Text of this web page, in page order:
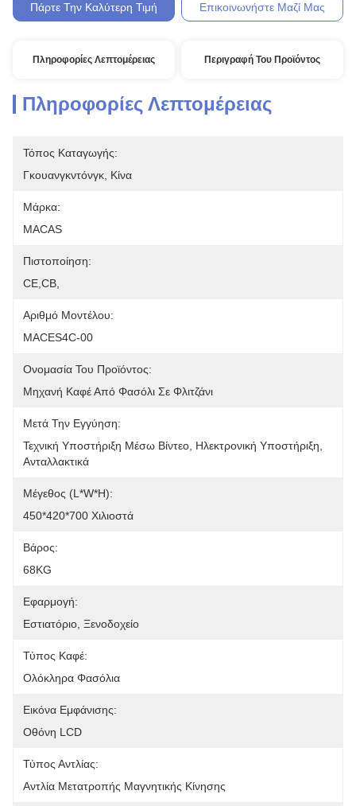
Πάρτε Την Καλύτερη Τιμή
Επικοινωνήστε Μαζί Μας
Πληροφορίες Λεπτομέρειας Περιγραφή Του Προϊόντος
Πληροφορίες Λεπτομέρειας
Τόπος Καταγωγής:
Γκουανγκντόνγκ, Κίνα
Μάρκα:
MACAS
Πιστοποίηση:
CE,CB,
Αριθμό Μοντέλου:
MACES4C-00
Ονομασία Του Προϊόντος:
Μηχανή Καφέ Από Φασόλι Σε Φλιτζάνι
Μετά Την Εγγύηση:
Τεχνική Υποστήριξη Μέσω Βίντεο, Ηλεκτρονική Υποστήριξη,
Ανταλλακτικά
Μέγεθος (L*W*H):
450*420*700 Χιλιοστά
Βάρος:
68KG
Εφαρμογή:
Εστιατόριο, Ξενοδοχείο
Τύπος Καφέ:
Ολόκληρα Φασόλια
Εικόνα Εμφάνισης:
Οθόνη LCD
Τύπος Αντλίας:
Αντλία Μετατροπής Μαγνητικής Κίνησης